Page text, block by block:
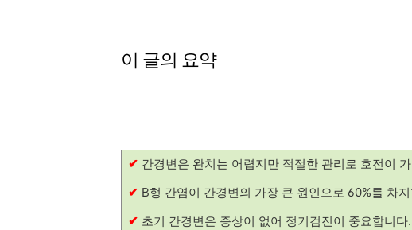
이 글의 요약
✔ 간경변은 완치는 어렵지만 적절한 관리로 호전이
✔ B형 간염이 간경변의 가장 큰 원인으로 60%를 차
✔ 초기 간경변은 증상이 없어 정기검진이 중요합니다.